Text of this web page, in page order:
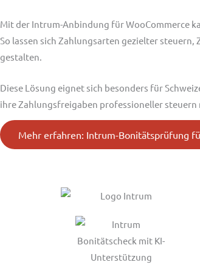
Mit der Intrum-Anbindung für WooCommerce
So lassen sich Zahlungsarten gezielter
gestalten.
Diese Lösung eignet sich besonders für
ihre Zahlungsfreigaben professioneller steuern
Mehr erfahren: Intrum-Bonitätsprüfung